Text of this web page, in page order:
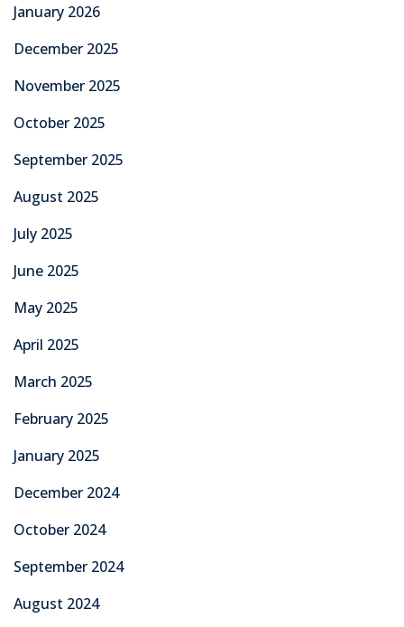
January 2026
December 2025
November 2025
October 2025
September 2025
August 2025
July 2025
June 2025
May 2025
April 2025
March 2025
February 2025
January 2025
December 2024
October 2024
September 2024
August 2024